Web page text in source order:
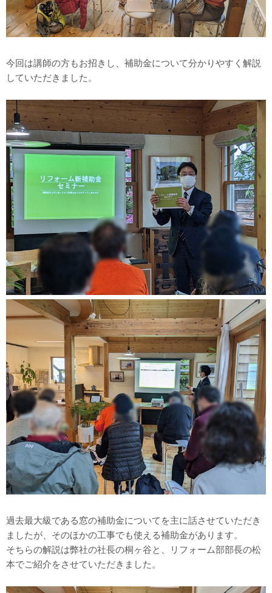
今回は講師の方もお招きし、補助金について分かりやすく解説
していただきました。
過去最大級である窓の補助金についてを主に話させていただき
ましたが、そのほかの工事でも使える補助金があります。
そちらの解説は弊社の社長の桐ヶ谷と、リフォーム部部長の松
本でご紹介をさせていただきました。